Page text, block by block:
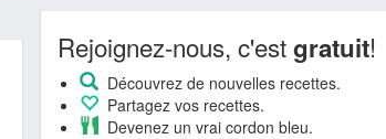
Rejoignez-nous, c'estgratuit!
Découvrez de nouvelles recettes.
Partagez vos recettes.
Devenez un vrai cordon bleu.